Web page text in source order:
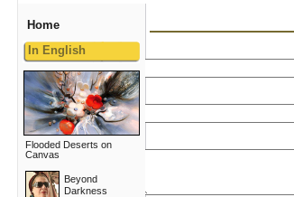
Home
In English
Flooded Deserts on
Canvas
Beyond
Darkness